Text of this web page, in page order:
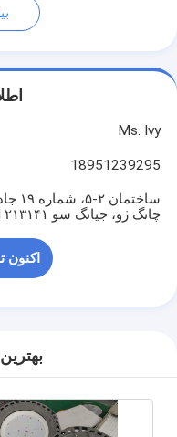
Ms. Ivy
18951239295
چانگ ژو، جیانگ سو ۲۱۳۱۴۱ CN
اکنون